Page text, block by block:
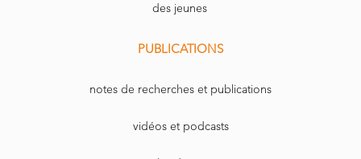
des jeunes
PUBLICATIONS
notes de recherches et publications
vidéos et podcasts